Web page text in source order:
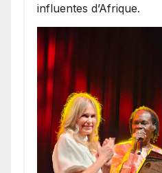
influentes d’Afrique.